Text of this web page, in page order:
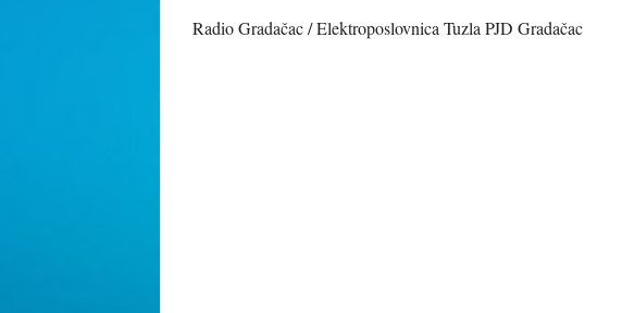
Radio Gradačac / Elektroposlovnica Tuzla PJD Gradačac